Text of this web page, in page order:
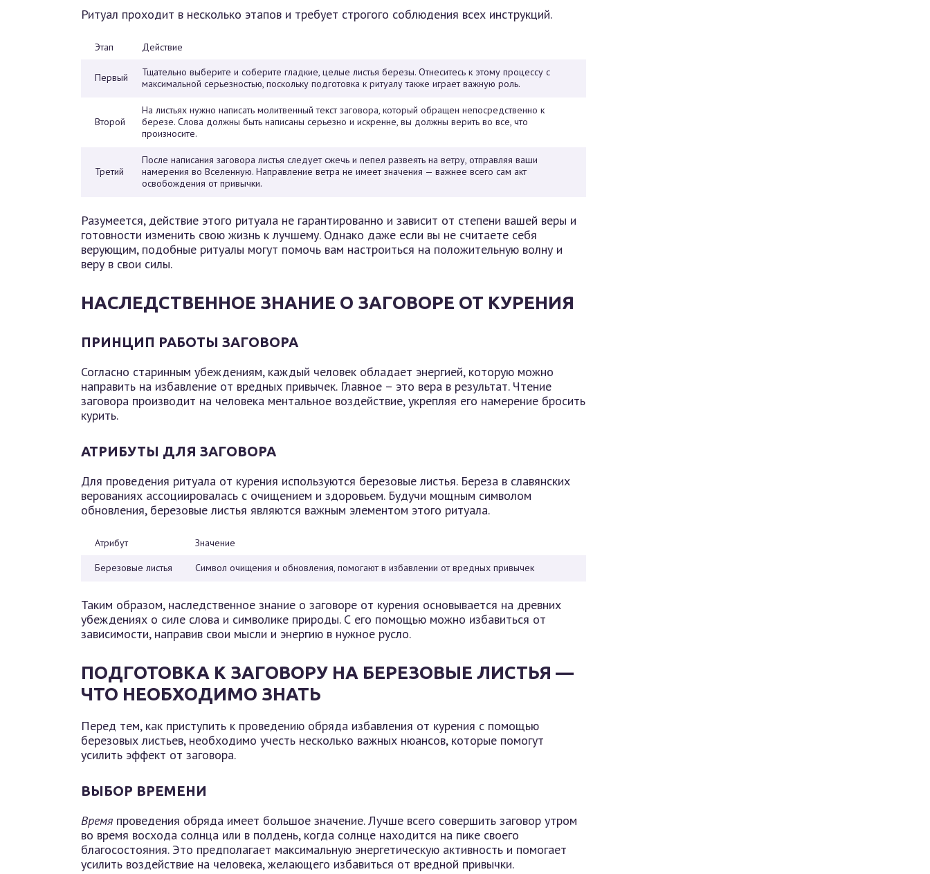
Ритуал проходит в несколько этапов и требует строгого соблюдения всех инструкций.
Этап Действие
Первый
Тщательно выберите и соберите гладкие, целые листья березы. Отнеситесь к этому процессу с
максимальной серьезностью, поскольку подготовка к ритуалу также играет важную роль.
Второй
На листьях нужно написать молитвенный текст заговора, который обращен непосредственно к
березе. Слова должны быть написаны серьезно и искренне, вы должны верить во все, что
произносите.
Третий
После написания заговора листья следует сжечь и пепел развеять на ветру, отправляя ваши
намерения во Вселенную. Направление ветра не имеет значения — важнее всего сам акт
освобождения от привычки.
Разумеется, действие этого ритуала не гарантированно и зависит от степени вашей веры и
готовности изменить свою жизнь к лучшему. Однако даже если вы не считаете себя
верующим, подобные ритуалы могут помочь вам настроиться на положительную волну и
веру в свои силы.
НАСЛЕДСТВЕННОЕ ЗНАНИЕ О ЗАГОВОРЕ ОТ КУРЕНИЯ
ПРИНЦИП РАБОТЫ ЗАГОВОРА
Согласно старинным убеждениям, каждый человек обладает энергией, которую можно
направить на избавление от вредных привычек. Главное – это вера в результат. Чтение
заговора производит на человека ментальное воздействие, укрепляя его намерение бросить
курить.
АТРИБУТЫ ДЛЯ ЗАГОВОРА
Для проведения ритуала от курения используются березовые листья. Береза в славянских
верованиях ассоциировалась с очищением и здоровьем. Будучи мощным символом
обновления, березовые листья являются важным элементом этого ритуала.
Атрибут
Значение
Березовые листья
Символ очищения и обновления, помогают в избавлении от вредных привычек
Таким образом, наследственное знание о заговоре от курения основывается на древних
убеждениях о силе слова и символике природы. С его помощью можно избавиться от
зависимости, направив свои мысли и энергию в нужное русло.
ПОДГОТОВКА К ЗАГОВОРУ НА БЕРЕЗОВЫЕ ЛИСТЬЯ —
ЧТО НЕОБХОДИМО ЗНАТЬ
Перед тем, как приступить к проведению обряда избавления от курения с помощью
березовых листьев, необходимо учесть несколько важных нюансов, которые помогут
усилить эффект от заговора.
ВЫБОР ВРЕМЕНИ
Время проведения обряда имеет большое значение. Лучше всего совершить заговор утром
во время восхода солнца или в полдень, когда солнце находится на пике своего
благосостояния. Это предполагает максимальную энергетическую активность и помогает
усилить воздействие на человека, желающего избавиться от вредной привычки.